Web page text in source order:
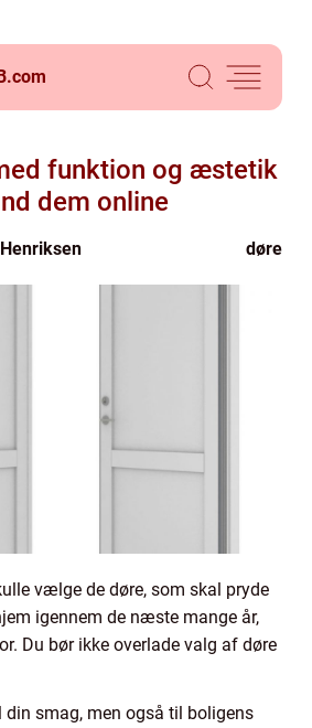
com
funktion og æstetik
dem online
døre
vælge de døre, som skal pryde
igennem de næste mange år,
Du bør ikke overlade valg af døre
din smag, men også til boligens